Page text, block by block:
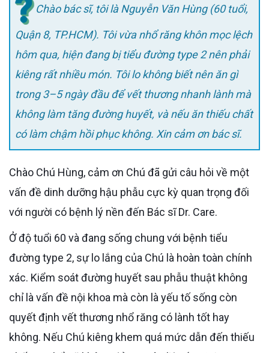
Chào bác sĩ, tôi là Nguyễn Văn Hùng (60 tuổi,
Quận 8, TP.HCM). Tôi vừa nhổ răng khôn mọc lệch
hôm qua, hiện đang bị tiểu đường type 2 nên phải
kiêng rất nhiều món. Tôi lo không biết nên ăn gì
trong 3–5 ngày đầu để vết thương nhanh lành mà
không làm tăng đường huyết, và nếu ăn thiếu chất
có làm chậm hồi phục không. Xin cảm ơn bác sĩ.
Chào Chú Hùng, cảm ơn Chú đã gửi câu hỏi về một
vấn đề dinh dưỡng hậu phẫu cực kỳ quan trọng đối
với người có bệnh lý nền đến Bác sĩ Dr. Care.
Ở độ tuổi 60 và đang sống chung với bệnh tiểu
đường type 2, sự lo lắng của Chú là hoàn toàn chính
xác. Kiểm soát đường huyết sau phẫu thuật không
chỉ là vấn đề nội khoa mà còn là yếu tố sống còn
quyết định vết thương nhổ răng có lành tốt hay
không. Nếu Chú kiêng khem quá mức dẫn đến thiếu